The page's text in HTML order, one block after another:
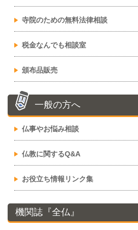
寺院のための無料法律相談
税金なんでも相談室
頒布品販売
一般の方へ
仏事やお悩み相談
仏教に関するQ&A
お役立ち情報リンク集
機関誌『全仏』